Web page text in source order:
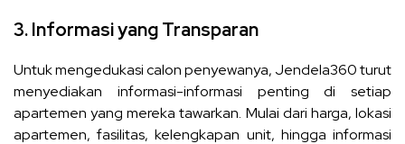
3. Informasi yang Transparan
Untuk mengedukasi calon penyewanya, Jendela360 turut
menyediakan informasi-informasi penting di setiap
apartemen yang mereka tawarkan. Mulai dari harga, lokasi
apartemen, fasilitas, kelengkapan unit, hingga informasi